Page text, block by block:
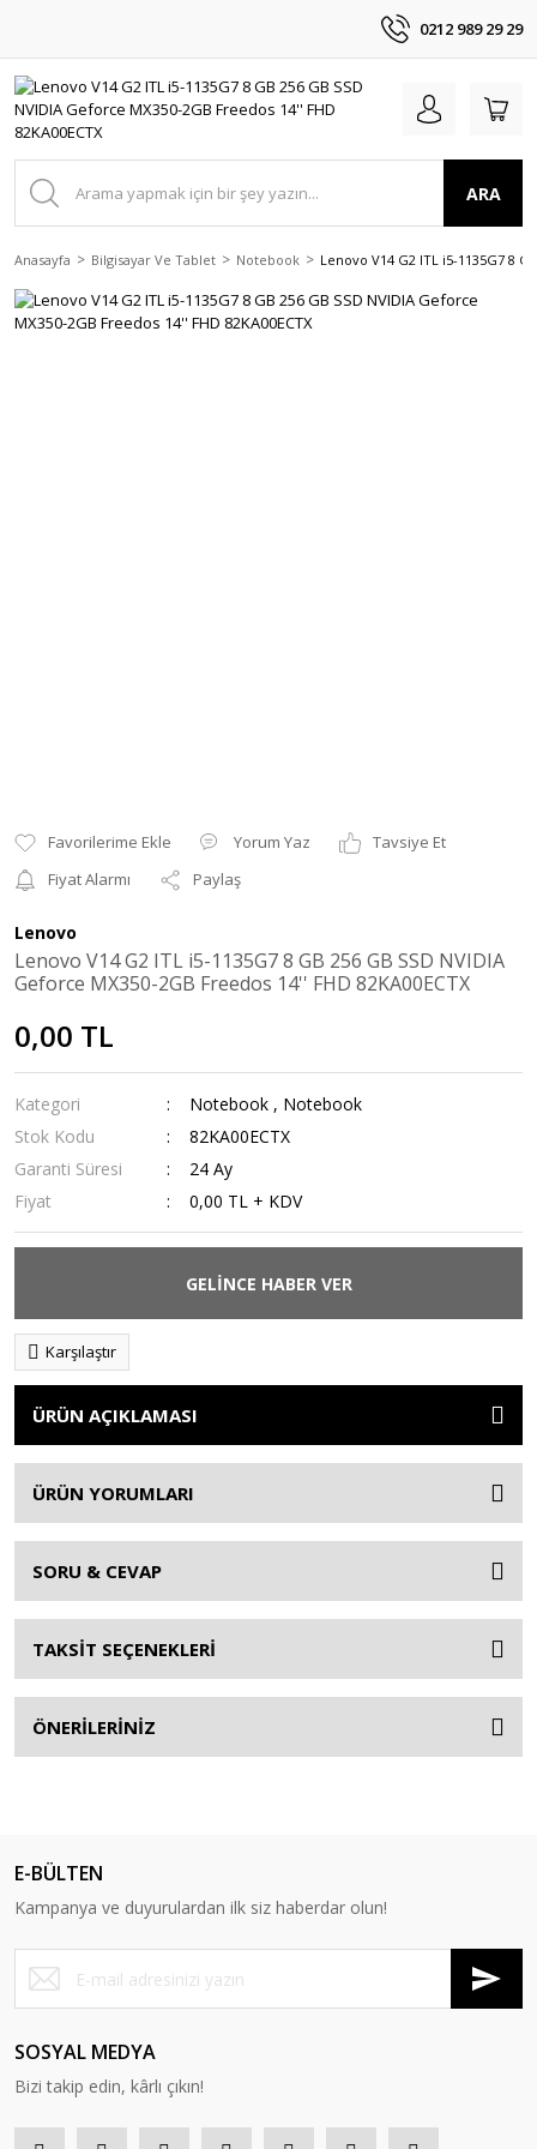
0212 989 29 29
ARA
Anasayfa Bilgisayar Ve Tablet Notebook Lenovo V14 G2 ITL i5-1135G7 8
Yorum Yaz
Tavsiye Et
Fiyat Alarmı
Paylaş
Lenovo
Lenovo V14 G2 ITL i5-1135G7 8 GB 256 GB SSD NVIDIA
Geforce MX350-2GB Freedos 14'' FHD 82KA00ECTX
0,00 TL
Kategori Notebook , Notebook
Stok Kodu
82KA00ECTX
Garanti Süresi
24 Ay
Fiyat
0,00 TL + KDV
GELİNCE HABER VER
Karşılaştır
ÜRÜN AÇIKLAMASI
ÜRÜN YORUMLARI
SORU & CEVAP
TAKSİT SEÇENEKLERİ
ÖNERİLERİNİZ
E-BÜLTEN
Kampanya ve duyurulardan ilk siz haberdar olun!
SOSYAL MEDYA
Bizi takip edin, kârlı çıkın!